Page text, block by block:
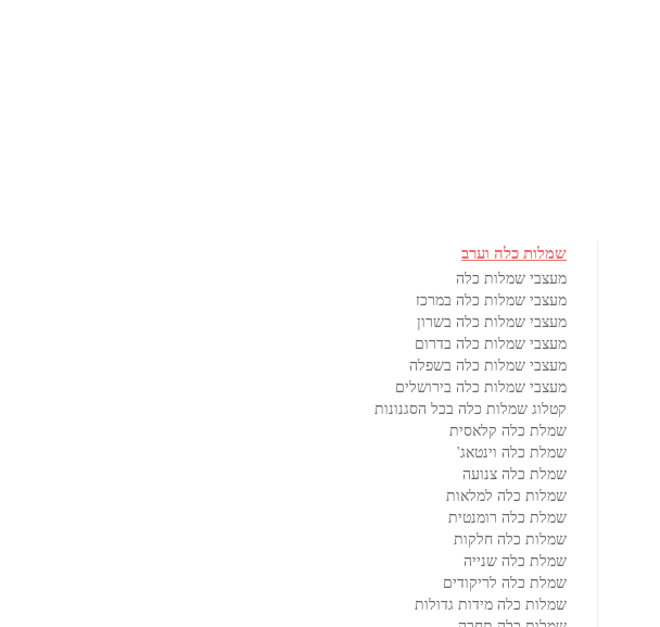
שמלות כלה וערב
מעצבי שמלות כלה
מעצבי שמלות כלה במרכז
מעצבי שמלות כלה בשרון
מעצבי שמלות כלה בדרום
מעצבי שמלות כלה בשפלה
מעצבי שמלות כלה בירושלים
קטלוג שמלות כלה בכל הסגנונות
שמלת כלה קלאסית
שמלת כלה וינטאג'
שמלת כלה צנועה
שמלות כלה למלאות
שמלת כלה רומנטית
שמלות כלה חלקות
שמלת כלה שנייה
שמלת כלה לריקודים
שמלות כלה מידות גדולות